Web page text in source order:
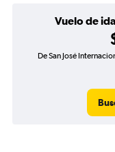
Vuelo de
De San José